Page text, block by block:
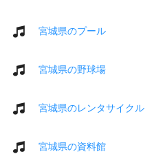
宮城県のプール
宮城県の野球場
宮城県のレンタサイクル
宮城県の資料館